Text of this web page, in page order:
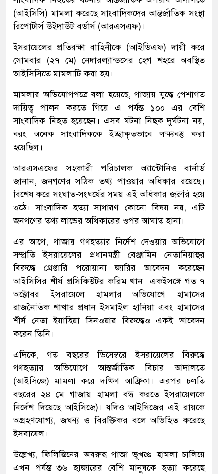
(আইসিসি) মামলা করেছে সাংবাদিকদের আন্তর্জাতিক সংস্থা
রিপোর্টার্স উইদাউট বর্ডার্স (আরএসএফ)।
ইসরায়েলের প্রতিরক্ষা বাহিনীকে (আইডিএফ) দায়ী করে
সোমবার (২৭ মে) নেদারল্যান্ডসের হেগ শহরে অবস্থিত
আইসিসিতে মামলাটি করা হয়।
মামলার অভিযোগপত্রে বলা হয়েছে, গাজায় যুদ্ধে পেশাগত
দায়িত্ব পালন করতে গিয়ে এ পর্যন্ত ১০০ এর বেশি
সাংবাদিক নিহত হয়েছেন। এসব ঘটনা নিছক দুর্ঘটনা নয়,
বরং অনেক সাংবাদিককে ইচ্ছাকৃতভাবে লক্ষ্যবস্তু করা
হয়েছিল।
আরএসএফের সহকারী পরিচালক অ্যান্টোনিও বার্নার্ড
জানান, জনগণের সঠিক তথ্য পাওয়ার অধিকার রয়েছে।
বিশেষ করে সংঘাত-সংঘর্ষের সময় এই অধিকার জরুরি হয়ে
ওঠে। সাংবাদিক হত্যা সাধারণ কোনো বিষয় নয়, এটি
জনগণের তথ্য লাভের অধিকারের ওপর আঘাত হানা।
এর আগে, গাজায় গণহত্যার নির্দেশ দেওয়ার অভিযোগে
সম্প্রতি ইসরায়েলের প্রধানমন্ত্রী বেঞ্জামিন নেতানিয়াহুর
বিরুদ্ধে গ্রেপ্তারি পরোয়ানা জারির আবেদন করেছেন
আইসিসির শীর্ষ প্রসিকিউটর করিম খান। একইসঙ্গে গত ৭
অক্টোবর ইসরায়েলে হামলার অভিযোগে হামাসের
রাজনৈতিক শাখার প্রধান ইসমাইল হানিয়া এবং হামাসের
শীর্ষ নেতা ইয়াহিয়া সিনওয়ার বিরুদ্ধেও একই আবেদন
করেন তিনি।
এদিকে, গত বছরের ডিসেম্বরে ইসরায়েলের বিরুদ্ধে
গণহত্যার অভিযোগে আন্তর্জাতিক বিচার আদালতে
(আইসিজে) মামলা করে দক্ষিণ আফ্রিকা। এরপর চলতি
বছরের ২৪ মে গাজায় হামলা বন্ধ করতে ইসরায়েলকে
নির্দেশ দিয়েছে আইসিজে)। যদিও আইসিজের এই রায়কে
অগ্রহণযোগ্য, জঘন্য ও বিরক্তিকর বলে অভিহিত করেছে
ইসরায়েল।
উল্লেখ্য, ফিলিস্তিনের অবরুদ্ধ গাজা ভূখণ্ডে হামলা চালিয়ে
এখন পর্যন্ত ৩৬ হাজারের বেশি মানুষকে হত্যা করেছে